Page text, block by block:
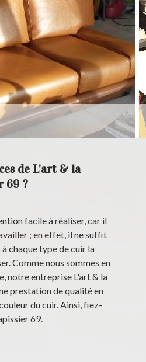
de L'art & la
69 ?
facile à réaliser, car il
; en effet, il ne suffit
à chaque type de cuir la
Comme nous sommes en
notre entreprise L'art & la
prestation de qualité en
du cuir. Ainsi, fiez-
69.